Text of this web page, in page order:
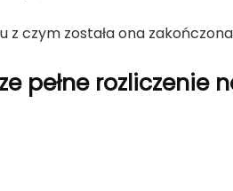
z czym została ona
pełne rozliczenie